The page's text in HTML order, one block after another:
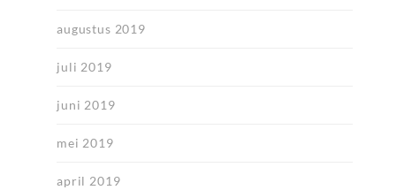
augustus 2019
juli 2019
juni 2019
mei 2019
april 2019